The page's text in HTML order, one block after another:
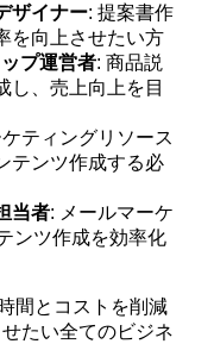
ザイナー: 提案書作
を向上させたい方
プ運営者: 商品説
し、売上向上を目
ティングリソース
テンツ作成する必
当者: メールマーケ
ンツ作成を効率化
間とコストを削減
たい全てのビジネ